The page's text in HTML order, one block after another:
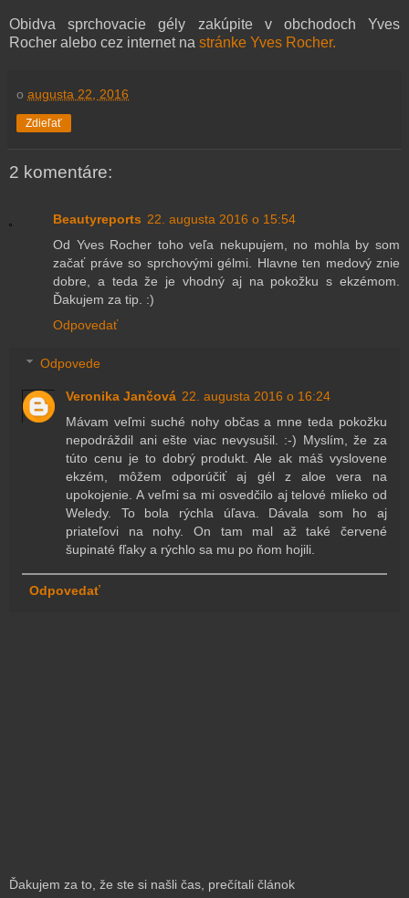
Obidva sprchovacie gély zakúpite v obchodoch Yves
Rocher alebo cez internet na stránke Yves Rocher.
o augusta 22, 2016
Zdieľať
2 komentáre:
Beautyreports 22. augusta 2016 o 15:54
Od Yves Rocher toho veľa nekupujem, no mohla by som
začať práve so sprchovými gélmi. Hlavne ten medový znie
dobre, a teda že je vhodný aj na pokožku s ekzémom.
Ďakujem za tip. :)
Odpovedať
Odpovede
Veronika Jančová 22. augusta 2016 o 16:24
Mávam veľmi suché nohy občas a mne teda pokožku
nepodráždil ani ešte viac nevysušil. :-) Myslím, že za
túto cenu je to dobrý produkt. Ale ak máš vyslovene
ekzém, môžem odporúčiť aj gél z aloe vera na
upokojenie. A veľmi sa mi osvedčilo aj telové mlieko od
Weledy. To bola rýchla úľava. Dávala som ho aj
priateľovi na nohy. On tam mal až také červené
šupinaté fľaky a rýchlo sa mu po ňom hojili.
Odpovedať
Ďakujem za to, že ste si našli čas, prečítali článok